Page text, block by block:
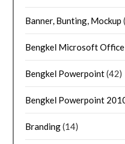
Banner, Bunting, Mockup
Bengkel Microsoft Office
Bengkel Powerpoint(42)
Bengkel Powerpoint
Branding(14)